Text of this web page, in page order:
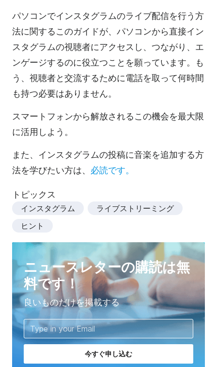
パソコンでインスタグラムのライブ配信を行う方
法に関するこのガイドが、パソコンから直接イン
スタグラムの視聴者にアクセスし、つながり、エ
ンゲージするのに役立つことを願っています。も
う、視聴者と交流するために電話を取って何時間
も持つ必要はありません。
スマートフォンから解放されるこの機会を最大限
に活用しよう。
また、インスタグラムの投稿に音楽を追加する方
法を学びたい方は、 必読です。
トピックス
インスタグラム
ライブストリーミング
ヒント
ニュースレターの購読は無
料です！
良いものだけを掲載する
今すぐ申し込む